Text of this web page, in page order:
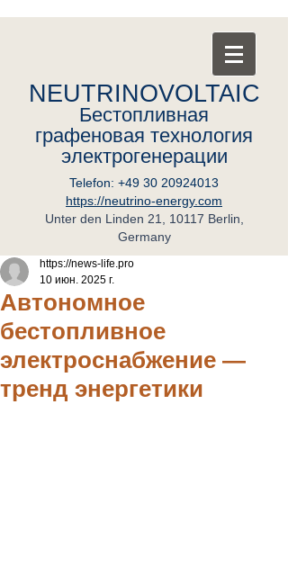
NEUTRINOVOLTAIC
Бестопливная
графеновая технология
электрогенерации
Telefon: +49 30 20924013
https://neutrino-energy.com
Unter den Linden 21, 10117 Berlin,
Germany
Автономное
бестопливное
электроснабжение —
тренд энергетики
https://news-life.pro
10 июн. 2025 г.